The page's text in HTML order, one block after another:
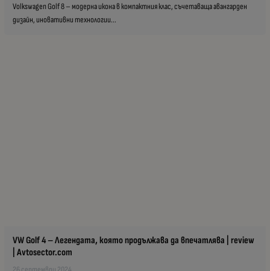
Volkswagen Golf 8 – модерна икона в компактния клас, съчетаваща авангарден
дизайн, иновативни технологии...
VW Golf 4 – Легендата, която продължава да впечатлява | review
| Avtosector.com